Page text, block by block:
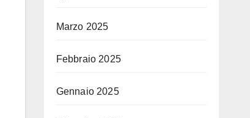
Marzo 2025
Febbraio 2025
Gennaio 2025